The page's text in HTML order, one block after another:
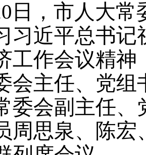
日，市人大
习近平总书
工作会议精
会主任、党
委会副主任
周思泉、陈